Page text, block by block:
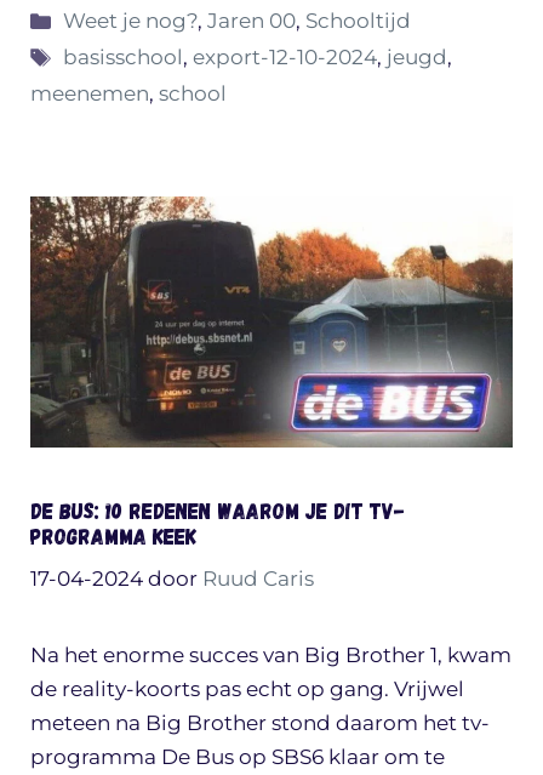
Categorieën
Weet je nog?,Jaren 00, Schooltijd
Tags
basisschool,export-12-10-2024, jeugd,
meenemen, school
De Bus: 10 redenen waarom je dit TV-
programma keek
17-04-2024 door Ruud Caris
Na het enorme succes van Big Brother 1, kwam
de reality-koorts pas echt op gang. Vrijwel
meteen na Big Brother stond daarom het tv-
programma De Bus op SBS6 klaar om te